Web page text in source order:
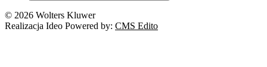
© 2026 Wolters Kluwer
Realizacja Ideo Powered by: CMS Edito